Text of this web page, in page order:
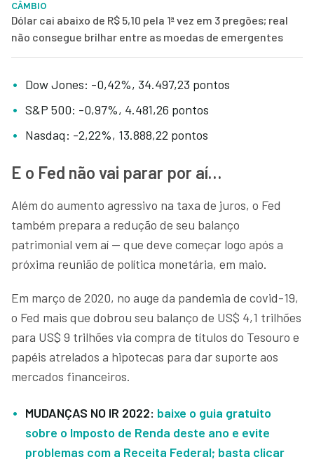
CÂMBIO
Dólar cai abaixo de R$ 5,10 pela 1ª vez em 3 pregões; real
não consegue brilhar entre as moedas de emergentes
Dow Jones: -0,42%, 34.497,23 pontos
S&P 500: -0,97%, 4.481,26 pontos
Nasdaq: -2,22%, 13.888,22 pontos
E o Fed não vai parar por aí…
Além do aumento agressivo na taxa de juros, o Fed
também prepara a redução de seu balanço
patrimonial vem aí — que deve começar logo após a
próxima reunião de política monetária, em maio.
Em março de 2020, no auge da pandemia de covid-19,
o Fed mais que dobrou seu balanço de US$ 4,1 trilhões
para US$ 9 trilhões via compra de títulos do Tesouro e
papéis atrelados a hipotecas para dar suporte aos
mercados financeiros.
MUDANÇAS NO IR 2022: baixe o guia gratuito
sobre o Imposto de Renda deste ano e evite
problemas com a Receita Federal; basta clicar